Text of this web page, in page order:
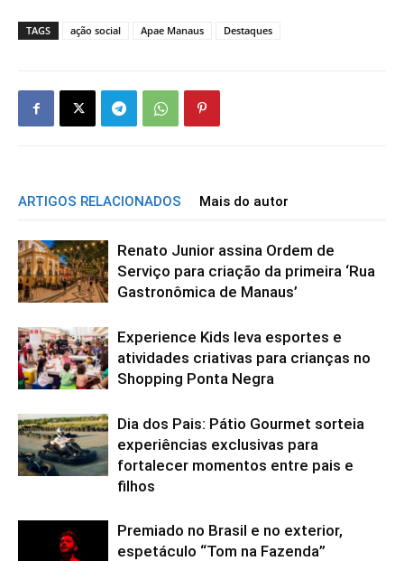
TAGS ação social Apae Manaus Destaques
ARTIGOS RELACIONADOS Mais do autor
Renato Junior assina Ordem de
Serviço para criação da primeira ‘Rua
Gastronômica de Manaus’
Experience Kids leva esportes e
atividades criativas para crianças no
Shopping Ponta Negra
Dia dos Pais: Pátio Gourmet sorteia
experiências exclusivas para
fortalecer momentos entre pais e
filhos
Premiado no Brasil e no exterior,
espetáculo “Tom na Fazenda”